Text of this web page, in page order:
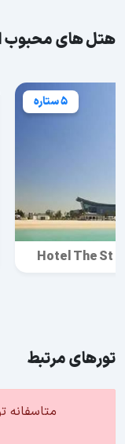
هتل های محبوب
5 ستاره
Hotel The St
تورهای مرتبط